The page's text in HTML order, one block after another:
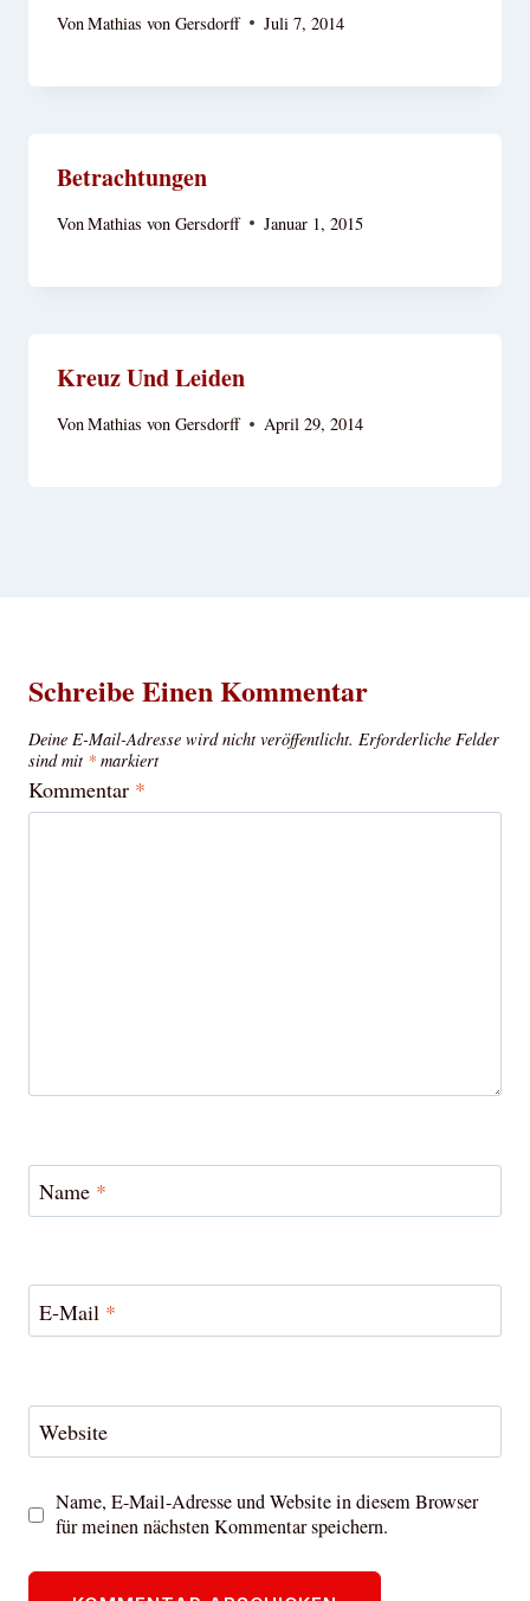
VonMathias von Gersdorff Juli 7, 2014
Betrachtungen
VonMathias von Gersdorff Januar 1, 2015
Kreuz Und Leiden
VonMathias von Gersdorff April 29, 2014
Schreibe Einen Kommentar
Deine E-Mail-Adresse wird nicht veröffentlicht. Erforderliche Felder
sind mit * markiert
Kommentar *
Name *
E-Mail *
Website
Name, E-Mail-Adresse und Website in diesem Browser
für meinen nächsten Kommentar speichern.